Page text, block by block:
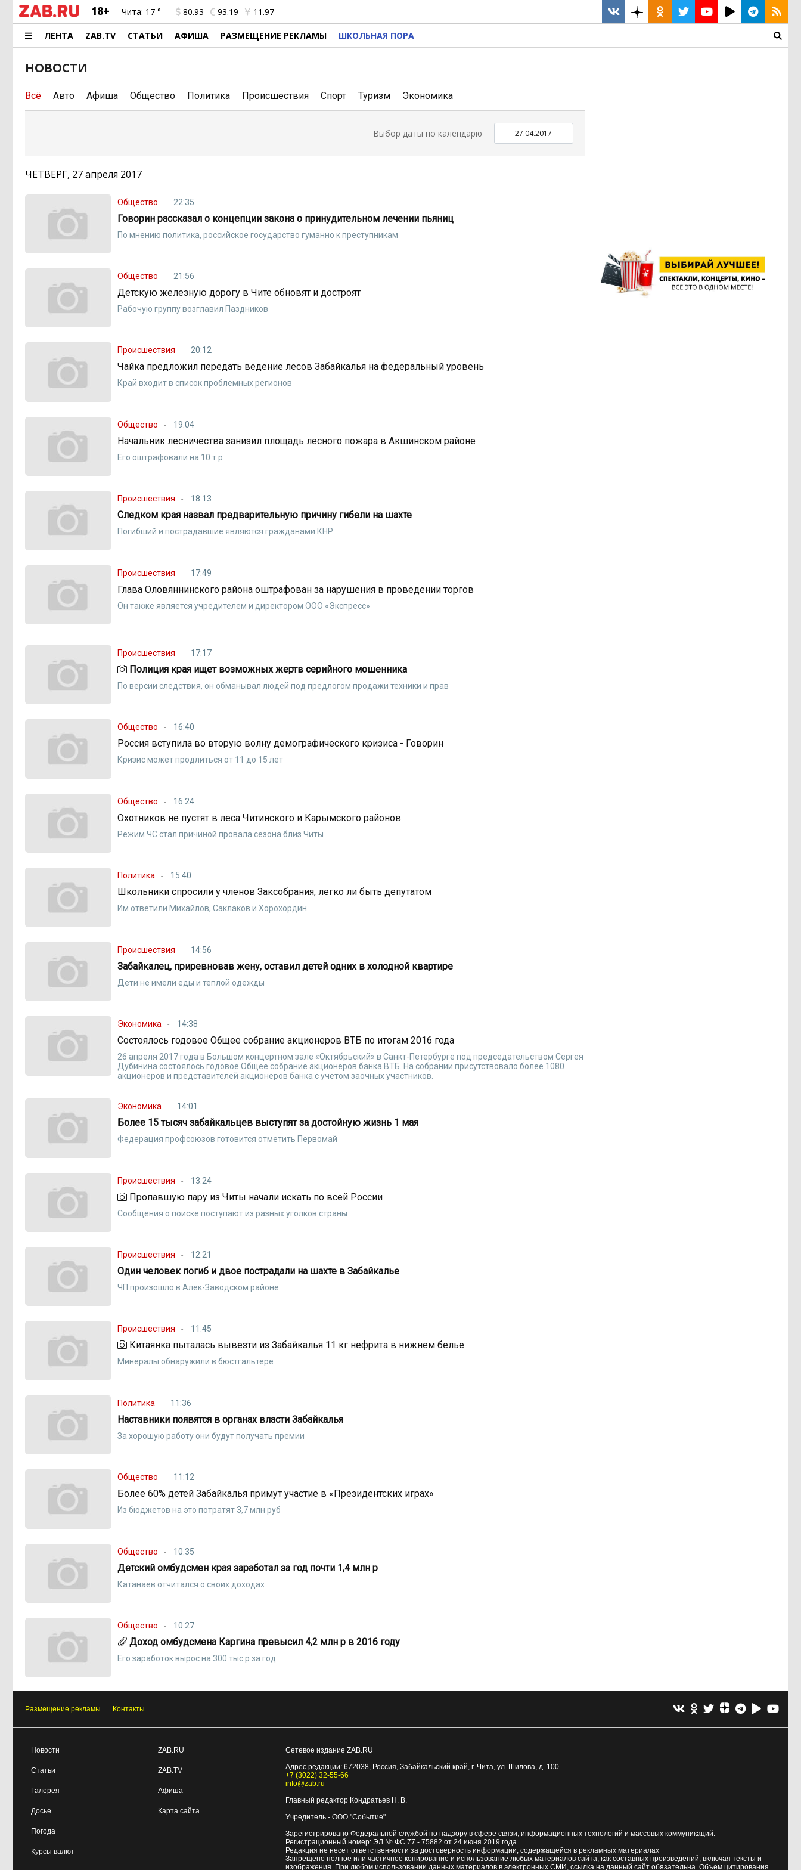
18+ Чита: 17 ° 80.93 93.19 11.97
ЛЕНТА ZAB.TV СТАТЬИ АФИША РАЗМЕЩЕНИЕ РЕКЛАМЫ ШКОЛЬНАЯ ПОРА
НОВОСТИ
Всё Авто Афиша Общество Политика Происшествия Спорт Туризм Экономика
Выбор даты по календарю
ЧЕТВЕРГ, 27 апреля 2017
Общество 22:35
Говорин рассказал о концепции закона о принудительном лечении пьяниц
По мнению политика, российское государство гуманно к преступникам
Общество 21:56
Детскую железную дорогу в Чите обновят и достроят
Рабочую группу возглавил Паздников
Происшествия 20:12
Чайка предложил передать ведение лесов Забайкалья на федеральный уровень
Край входит в список проблемных регионов
Общество 19:04
Начальник лесничества занизил площадь лесного пожара в Акшинском районе
Его оштрафовали на 10 т р
Происшествия 18:13
Следком края назвал предварительную причину гибели на шахте
Погибший и пострадавшие являются гражданами КНР
Происшествия 17:49
Глава Оловяннинского района оштрафован за нарушения в проведении торгов
Он также является учредителем и директором ООО «Экспресс»
Происшествия 17:17
Полиция края ищет возможных жертв серийного мошенника
По версии следствия, он обманывал людей под предлогом продажи техники и прав
Общество 16:40
Россия вступила во вторую волну демографического кризиса - Говорин
Кризис может продлиться от 11 до 15 лет
Общество 16:24
Охотников не пустят в леса Читинского и Карымского районов
Режим ЧС стал причиной провала сезона близ Читы
Политика 15:40
Школьники спросили у членов Заксобрания, легко ли быть депутатом
Им ответили Михайлов, Саклаков и Хорохордин
Происшествия 14:56
Забайкалец, приревновав жену, оставил детей одних в холодной квартире
Дети не имели еды и теплой одежды
Экономика 14:38
Состоялось годовое Общее собрание акционеров ВТБ по итогам 2016 года
26 апреля 2017 года в Большом концертном зале «Октябрьский» в Санкт-Петербурге под председательством Сергея
Дубинина состоялось годовое Общее собрание акционеров банка ВТБ. На собрании присутствовало более 1080
акционеров и представителей акционеров банка с учетом заочных участников.
Экономика 14:01
Более 15 тысяч забайкальцев выступят за достойную жизнь 1 мая
Федерация профсоюзов готовится отметить Первомай
Происшествия 13:24
Пропавшую пару из Читы начали искать по всей России
Сообщения о поиске поступают из разных уголков страны
Происшествия 12:21
Один человек погиб и двое пострадали на шахте в Забайкалье
ЧП произошло в Алек-Заводском районе
Происшествия 11:45
Китаянка пыталась вывезти из Забайкалья 11 кг нефрита в нижнем белье
Минералы обнаружили в бюстгальтере
Политика 11:36
Наставники появятся в органах власти Забайкалья
За хорошую работу они будут получать премии
Общество 11:12
Более 60% детей Забайкалья примут участие в «Президентских играх»
Из бюджетов на это потратят 3,7 млн руб
Общество 10:35
Детский омбудсмен края заработал за год почти 1,4 млн р
Катанаев отчитался о своих доходах
Общество 10:27
Доход омбудсмена Каргина превысил 4,2 млн р в 2016 году
Его заработок вырос на 300 тыс р за год
Размещение рекламы Контакты
Новости
Статьи
Галерея
Досье
Погода
Курсы валют
ZAB.RU
ZAB.TV
Афиша
Карта сайта
Сетевое издание ZAB.RU
Адрес редакции: 672038, Россия, Забайкальский край, г. Чита ул. Шилова, д. 100
+7 (3022) 32-55-66
info@zab.ru
Главный редактор Кондратьев Н. В.
Учредитель - ООО "Событие"
Зарегистрировано Федеральной службой по надзору в сфере связи, информационных технологий и массовых коммуникаций.
Регистрационный номер: ЭЛ № ФС 77 - 75882 от 24 июня 2019 года
Редакция не несет ответственности за достоверность информации, содержащейся в рекламных материалах
Запрещено полное или частичное копирование и использование любых материалов сайта, как составных произведений, включая тексты и
изображения. При любом использовании данных материалов в электронных СМИ, ссылка на данный сайт обязательна. Объем цитирования